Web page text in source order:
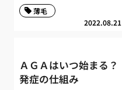
2022.08.21
薄毛
ＡＧＡはいつ始まる？
発症の仕組み